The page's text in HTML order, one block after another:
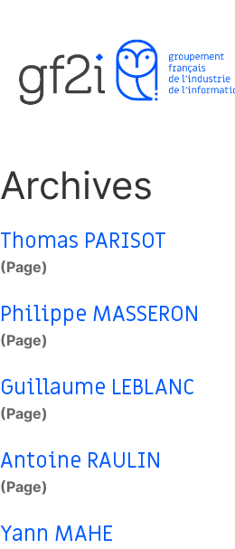
Archives
Thomas PARISOT
(Page)
Philippe MASSERON
(Page)
Guillaume LEBLANC
(Page)
Antoine RAULIN
(Page)
Yann MAHE